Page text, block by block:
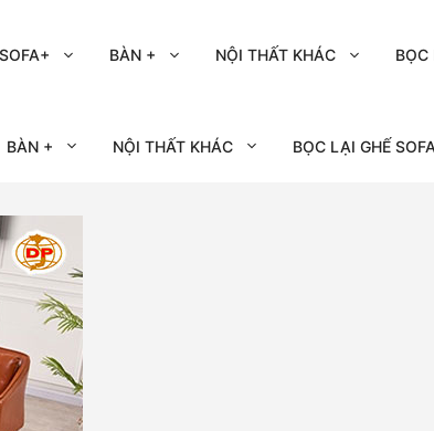
BÀN + NỘI THẤT KHÁC BỌC
BÀN + NỘI THẤT KHÁC BỌC LẠI GHẾ SOFA